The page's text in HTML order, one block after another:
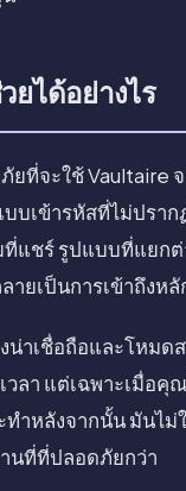
ได้อย่างไร
ที่จะใช้ Vaultaire จ
บเข้ารหัสที่ไม่ปราก
แชร์ รูปแบบที่แยกต่
ยเป็นการเข้าถึงหลั
น่าเชื่อถือและโหม
วลา แต่เฉพาะเมื่อ
ำหลังจากนั้น มันไม่
นที่ที่ปลอดภัยกว่า